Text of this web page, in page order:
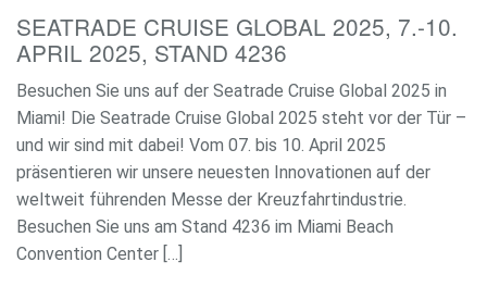
SEATRADE CRUISE GLOBAL 2025, 7.-10.
APRIL 2025, STAND 4236
Besuchen Sie uns auf der Seatrade Cruise Global 2025 in
Miami! Die Seatrade Cruise Global 2025 steht vor der Tür –
und wir sind mit dabei! Vom 07. bis 10. April 2025
präsentieren wir unsere neuesten Innovationen auf der
weltweit führenden Messe der Kreuzfahrtindustrie.
Besuchen Sie uns am Stand 4236 im Miami Beach
Convention Center […]